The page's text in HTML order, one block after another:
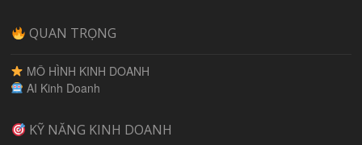
QUAN TRỌNG
MÔ HÌNH KINH DOANH
AI Kinh Doanh
KỸ NĂNG KINH DOANH